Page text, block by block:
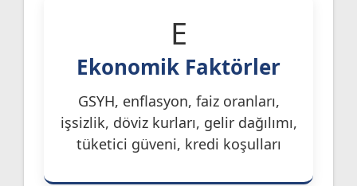
E
Ekonomik Faktörler
GSYH, enflasyon, faiz oranları,
işsizlik, döviz kurları, gelir dağılımı,
tüketici güveni, kredi koşulları